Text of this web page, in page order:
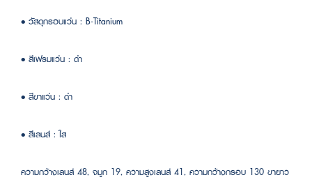
• วัสดุกรอบแว่น : B-Titanium
• สีเฟรมแว่น : ดำ
• สีขาแว่น : ดำ
• สีเลนส์ : ใส
ความกว้างเลนส์ 48, จมูก 19, ความสูงเลนส์ 41, ความกว้างกรอบ 130 ขายาว